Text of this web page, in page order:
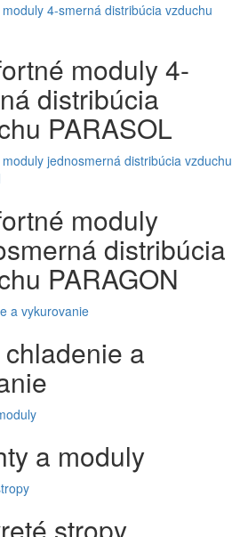
4-smerná distribúcia vzduchu
moduly 4-
distribúcia
PARASOL
jednosmerná distribúcia vzduchu
moduly
distribúcia
PARAGON
a vykurovanie
a
a moduly